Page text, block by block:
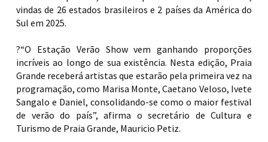
vindas de 26 estados brasileiros e 2 países da América do
Sul em 2025.
?“O Estação Verão Show vem ganhando proporções
incríveis ao longo de sua existência. Nesta edição, Praia
Grande receberá artistas que estarão pela primeira vez na
programação, como Marisa Monte, Caetano Veloso, Ivete
Sangalo e Daniel, consolidando-se como o maior festival
de verão do país”, afirma o secretário de Cultura e
Turismo de Praia Grande, Mauricio Petiz.